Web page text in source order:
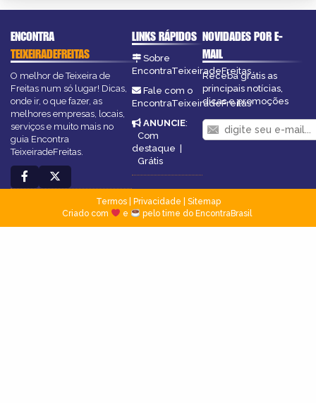
ENCONTRA
TEIXEIRADEFREITAS
O melhor de Teixeira de
Freitas num só lugar! Dicas,
onde ir, o que fazer, as
melhores empresas, locais,
serviços e muito mais no
guia Encontra
TeixeiradeFreitas.
LINKS RÁPIDOS
Sobre
EncontraTeixeiradeFreitas
Fale com o
EncontraTeixeiradeFreitas
ANUNCIE:
Com
destaque |
Grátis
NOVIDADES POR E-
MAIL
Receba grátis as
principais notícias,
dicas e promoções
Termos| Privacidade
Sitemap
Criado com
e pelo time do EncontraBrasil